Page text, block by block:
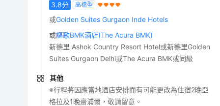
3.8分 高檔型
或Golden Suites Gurgaon Inde Hotels
或謳歌BMK酒店(The Acura BMK)
新德里 Ashok Country Resort Hotel或新德里Golden
Suites Gurgaon Delhi或The Acura BMK或同級
其他
※行程將因應當地酒店安排而有可能更改為住宿2晚亞
格拉及1晚齋浦爾，敬請留意。